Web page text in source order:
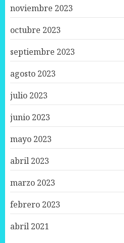
noviembre 2023
octubre 2023
septiembre 2023
agosto 2023
julio 2023
junio 2023
mayo 2023
abril 2023
marzo 2023
febrero 2023
abril 2021